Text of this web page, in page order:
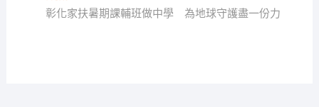
覽
post:
彰化家扶暑期課輔班做中學 為地球守護盡一份力